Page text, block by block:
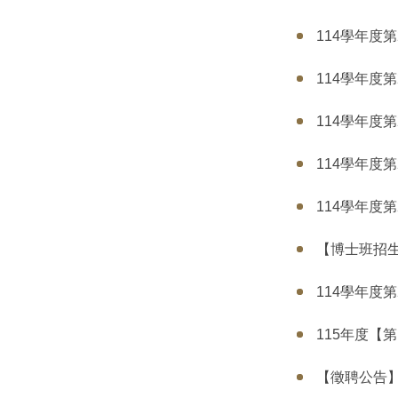
114學年度
114學年度
114學年度
114學年度
114學年度
【博士班招
114學年度
115年度【
【徵聘公告